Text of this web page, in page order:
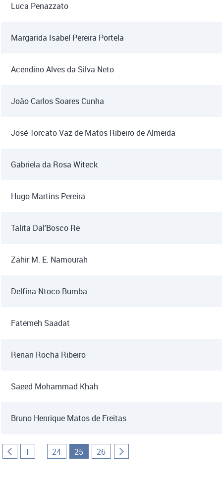
Luca Penazzato
Margarida Isabel Pereira Portela
Acendino Alves da Silva Neto
João Carlos Soares Cunha
José Torcato Vaz de Matos Ribeiro de Almeida
Gabriela da Rosa Witeck
Hugo Martins Pereira
Talita Dal'Bosco Re
Zahir M. E. Namourah
Delfina Ntoco Bumba
Fatemeh Saadat
Renan Rocha Ribeiro
Saeed Mohammad Khah
Bruno Henrique Matos de Freitas
1 ... 24 25 26